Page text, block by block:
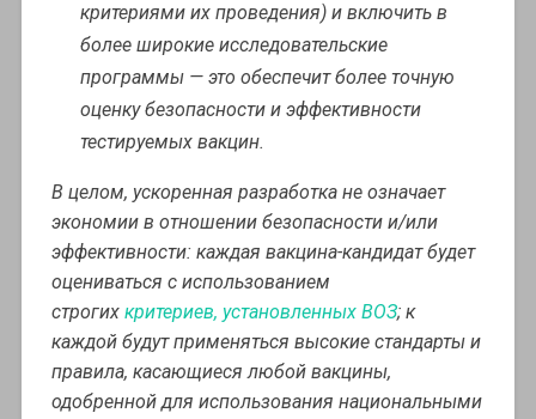
критериями их проведения) и включить в
более широкие исследовательские
программы — это обеспечит более точную
оценку безопасности и эффективности
тестируемых вакцин.
В целом, ускоренная разработка не означает
экономии в отношении безопасности и/или
эффективности: каждая вакцина-кандидат будет
оцениваться с использованием
строгих критериев, установленных ВОЗ; к
каждой будут применяться высокие стандарты и
правила, касающиеся любой вакцины,
одобренной для использования национальными